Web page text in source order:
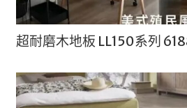
超耐磨木地板 LL150系列